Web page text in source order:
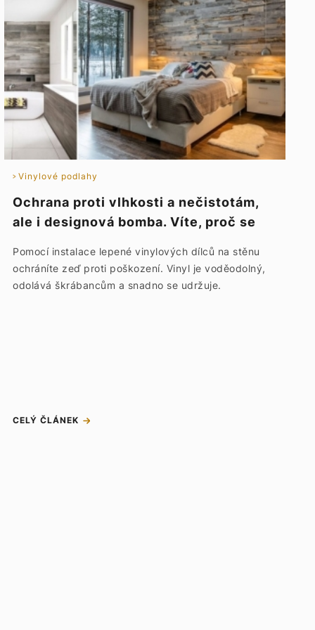
Vinylové podlahy
Ochrana proti vlhkosti a nečistotám,
ale i designová bomba. Víte, proč se
Pomocí instalace lepené vinylových dílců na stěnu
ochráníte zeď proti poškození. Vinyl je voděodolný,
odolává škrábancům a snadno se udržuje.
CELÝ ČLÁNEK